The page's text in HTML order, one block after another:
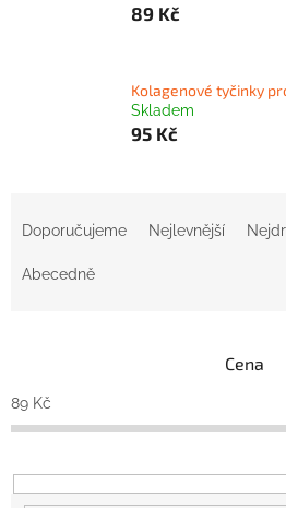
89 Kč
Kolagenové tyčinky
Skladem
95 Kč
o
d
k
t
Doporučujeme Nejlevnější
Abecedně
Cena
89 Kč